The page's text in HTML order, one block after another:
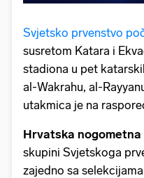
Svjetsko prvenstvo
susretom Katara i
stadiona u pet
al-Wakrahu, al-
utakmica je na
Hrvatska
skupini Svjetskoga
zajedno sa selekcijama